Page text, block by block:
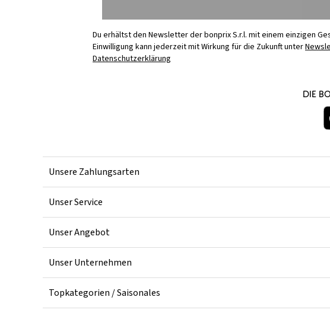
Du erhältst den Newsletter der bonprix S.r.l. mit einem einzigen
Einwilligung kann jederzeit mit Wirkung für die Zukunft unter
Datenschutzerklärung
Die
Unsere Zahlungsarten
Unser Service
Unser Angebot
Unser Unternehmen
Topkategorien / Saisonales